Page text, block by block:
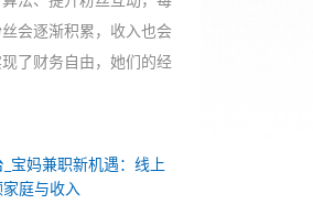
会逐渐积累，收入也会
了财务自由，她们的经
宝妈兼职新机遇：线上
庭与收入